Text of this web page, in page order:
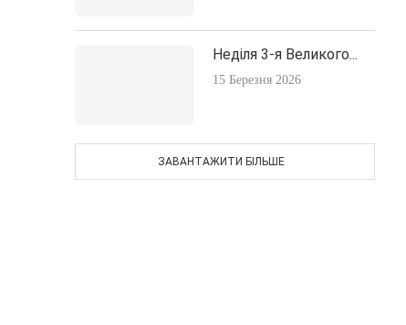
Неділя 3-я Великого...
15 Березня 2026
ЗАВАНТАЖИТИ БІЛЬШЕ